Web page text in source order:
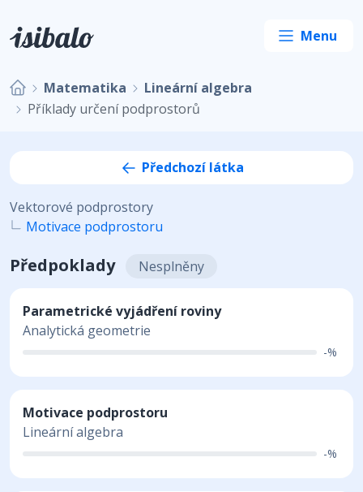
Matematika
Lineární algebra
Příklady určení podprostorů
Předchozí látka
Vektorové podprostory
Motivace podprostoru
Předpoklady Nesplněny
Parametrické vyjádření roviny
Analytická geometrie
-%
Motivace podprostoru
Lineární algebra
-%